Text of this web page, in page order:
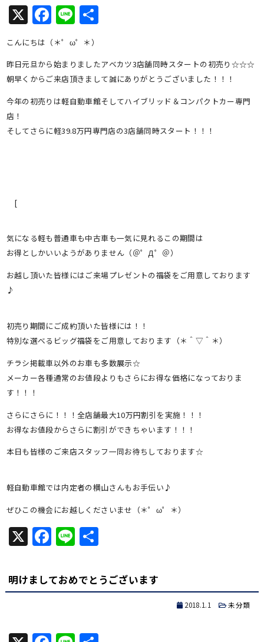
X Facebook
Line共
こんにちは（＊゜ω゜＊）
昨日元旦から始まりましたアベカツ3店舗同時スタートの初売り☆☆☆
朝早くからご来店頂きまして誠にありがとうございました！！！
今年の初売りは軽自動車館そしてハイブリッド＆コンパクトカー専門
店！
そしてさらに軽39.8万円専門店の3店舗同時スタート！！！
[
気になる軽も普通車も中古車も一気に見れるこの期間は
お得としかいいようがありません（＠゜Д゜＠）
お越し頂いた皆様にはご来場プレゼントの福袋をご用意しております
♪
初売り期間にご成約頂いた皆様には！！
特別な選べるビッグ福袋をご用意しております（＊＾▽＾＊）
チラシ掲載車以外のお車も多数展示☆
メーカー各種通常のお値段よりもさらにお得な価格になっておりま
す！！！
さらにさらに！！！全店舗最大10万円割引を実施！！！
お得なお値段からさらに割引ができちゃいます！！！
本日も皆様のご来店スタッフ一同お待ちしております☆
軽自動車館では内定者の横山さんもお手伝い♪
ぜひこの機会にお越しくださいませ（＊゜ω゜＊）
X Facebook
Line共
明けましておめでとうございます
2018.1.1 未分類